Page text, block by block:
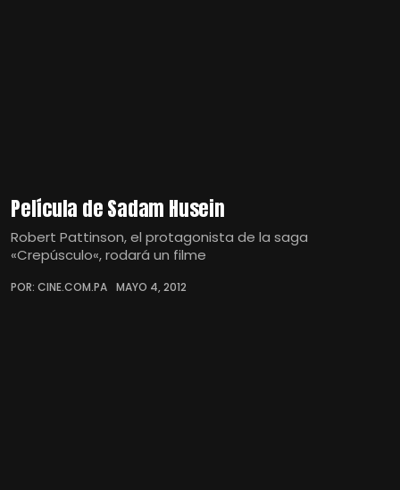
Película de Sadam Husein
Robert Pattinson, el protagonista de la saga
«Crepúsculo«, rodará un filme
POR: CINE.COM.PA MAYO 4, 2012